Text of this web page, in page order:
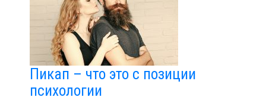
Пикап – что это с позиции
психологии